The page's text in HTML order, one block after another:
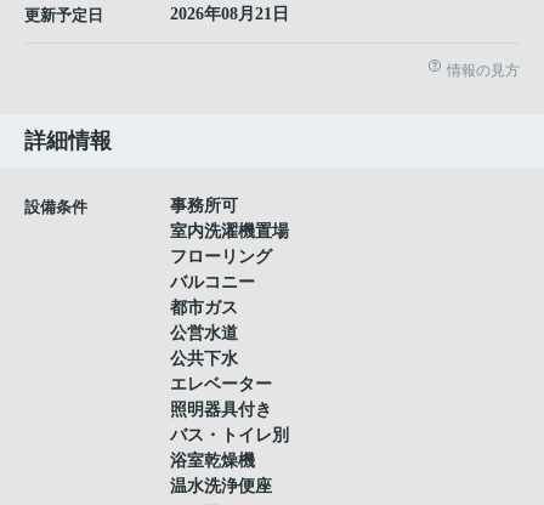
更新予定日 2026年08月21日
情報の見方
詳細情報
設備条件
事務所可
室内洗濯機置場
フローリング
バルコニー
都市ガス
公営水道
公共下水
エレベーター
照明器具付き
バス・トイレ別
浴室乾燥機
温水洗浄便座